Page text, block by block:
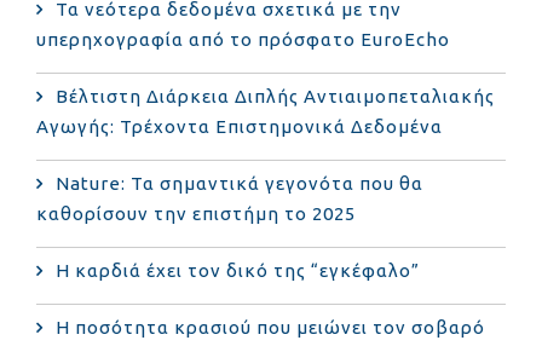
Τα νεότερα δεδομένα σχετικά με την
υπερηχογραφία από το πρόσφατο EuroEcho
Bέλτιστη Διάρκεια Διπλής Αντιαιμοπεταλιακής
Αγωγής: Τρέχοντα Επιστημονικά Δεδομένα
Nature: Τα σημαντικά γεγονότα που θα
καθορίσουν την επιστήμη το 2025
Η καρδιά έχει τον δικό της “εγκέφαλο”
Η ποσότητα κρασιού που μειώνει τον σοβαρό